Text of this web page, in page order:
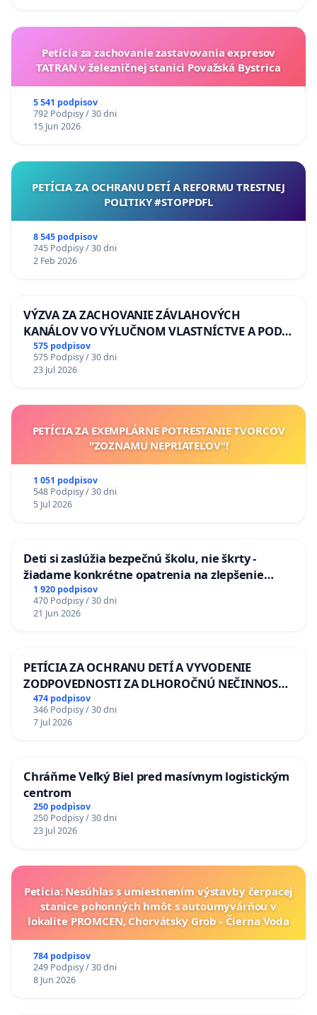
Petícia za zachovanie zastavovania expresov
TATRAN v železničnej stanici Považská Bystrica
5 541 podpisov
792 Podpisy / 30 dni
15 Jun 2026
PETÍCIA ZA OCHRANU DETÍ A REFORMU TRESTNEJ
POLITIKY #STOPPDFL
8 545 podpisov
745 Podpisy / 30 dni
2 Feb 2026
VÝZVA ZA ZACHOVANIE ZÁVLAHOVÝCH
KANÁLOV VO VÝLUČNOM VLASTNÍCTVE A POD
KONTROLOU SLOVENSKEJ REPUBLIKY & žiadosť
na riešenie zanedbaného stavu závlahových a
odvodňovacích kanálov na Slovensku
575 podpisov
575 Podpisy / 30 dni
23 Jul 2026
PETÍCIA ZA EXEMPLÁRNE POTRESTANIE TVORCOV
"ZOZNAMU NEPRIATEĽOV"!
1 051 podpisov
548 Podpisy / 30 dni
5 Jul 2026
Deti si zaslúžia bezpečnú školu, nie škrty -
žiadame konkrétne opatrenia na zlepšenie
situácie v školstve
1 920 podpisov
470 Podpisy / 30 dni
21 Jun 2026
PETÍCIA ZA OCHRANU DETÍ A VYVODENIE
ZODPOVEDNOSTI ZA DLHOROČNÚ NEČINNOSŤ
A ZLYHANIE ŠTÁTU
474 podpisov
346 Podpisy / 30 dni
7 Jul 2026
Chráňme Veľký Biel pred masívnym logistickým
centrom
250 podpisov
250 Podpisy / 30 dni
23 Jul 2026
Petícia: Nesúhlas s umiestnením výstavby čerpacej
stanice pohonných hmôt s autoumyvárňou v
lokalite PROMCEN, Chorvátsky Grob - Čierna Voda
784 podpisov
249 Podpisy / 30 dni
8 Jun 2026